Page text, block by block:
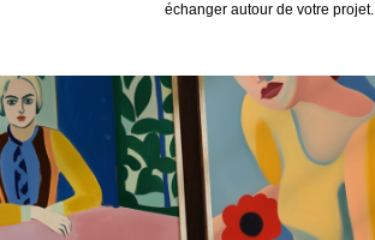
échanger autour de votre projet.